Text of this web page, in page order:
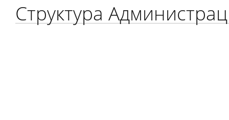
Структура